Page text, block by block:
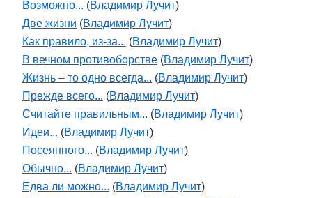
Возможно... (Владимир Лучит)
Две жизни (Владимир Лучит)
Как правило, из-за... (Владимир Лучит)
В вечном противоборстве (Владимир Лучит)
Жизнь – то одно всегда... (Владимир Лучит)
Прежде всего... (Владимир Лучит)
Считайте правильным... (Владимир Лучит)
Идеи... (Владимир Лучит)
Посеянного... (Владимир Лучит)
Обычно... (Владимир Лучит)
Едва ли можно... (Владимир Лучит)